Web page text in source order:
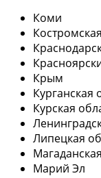
Коми
Крым
Курганская
Курская
Липецкая
Марий Эл